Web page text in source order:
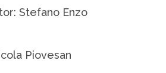
Stefano Enzo
Piovesan